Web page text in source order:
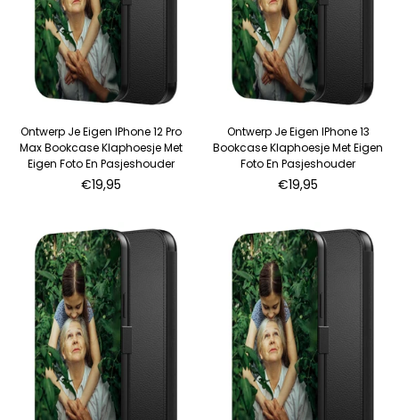
Ontwerp Je Eigen IPhone 12 Pro
Max Bookcase Klaphoesje Met
Eigen Foto En Pasjeshouder
Normale
€19,95
Ontwerp Je Eigen IPhone 13
Bookcase Klaphoesje Met Eigen
Foto En Pasjeshouder
Normale
€19,95